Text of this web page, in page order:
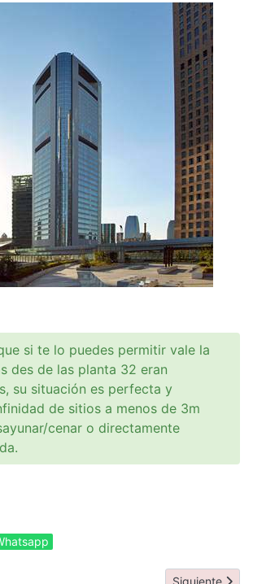
si te lo puedes permitir vale la
des de las planta 32 eran
su situación es perfecta y
de sitios a menos de 3m
cenar o directamente
Artículo
Siguiente